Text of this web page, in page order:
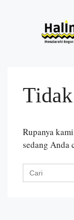
Rupanya
sedang Anda
Search
for: